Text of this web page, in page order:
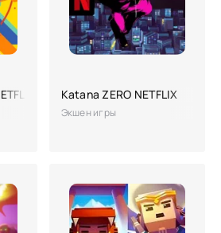
Katana ZERO NETFLIX
Экшен игры